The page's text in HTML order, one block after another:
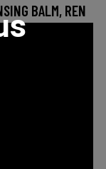
BALM, REN